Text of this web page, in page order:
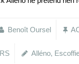
Benoît Oursel
Alléno,